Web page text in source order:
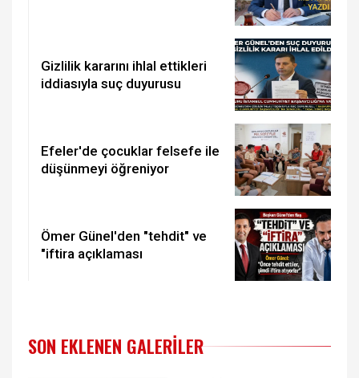
Gizlilik kararını ihlal ettikleri
iddiasıyla suç duyurusu
Efeler'de çocuklar felsefe ile
düşünmeyi öğreniyor
Ömer Günel'den "tehdit" ve
"iftira açıklaması
SON EKLENEN GALERILER